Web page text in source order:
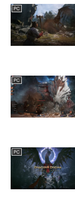
PC
PC
PC